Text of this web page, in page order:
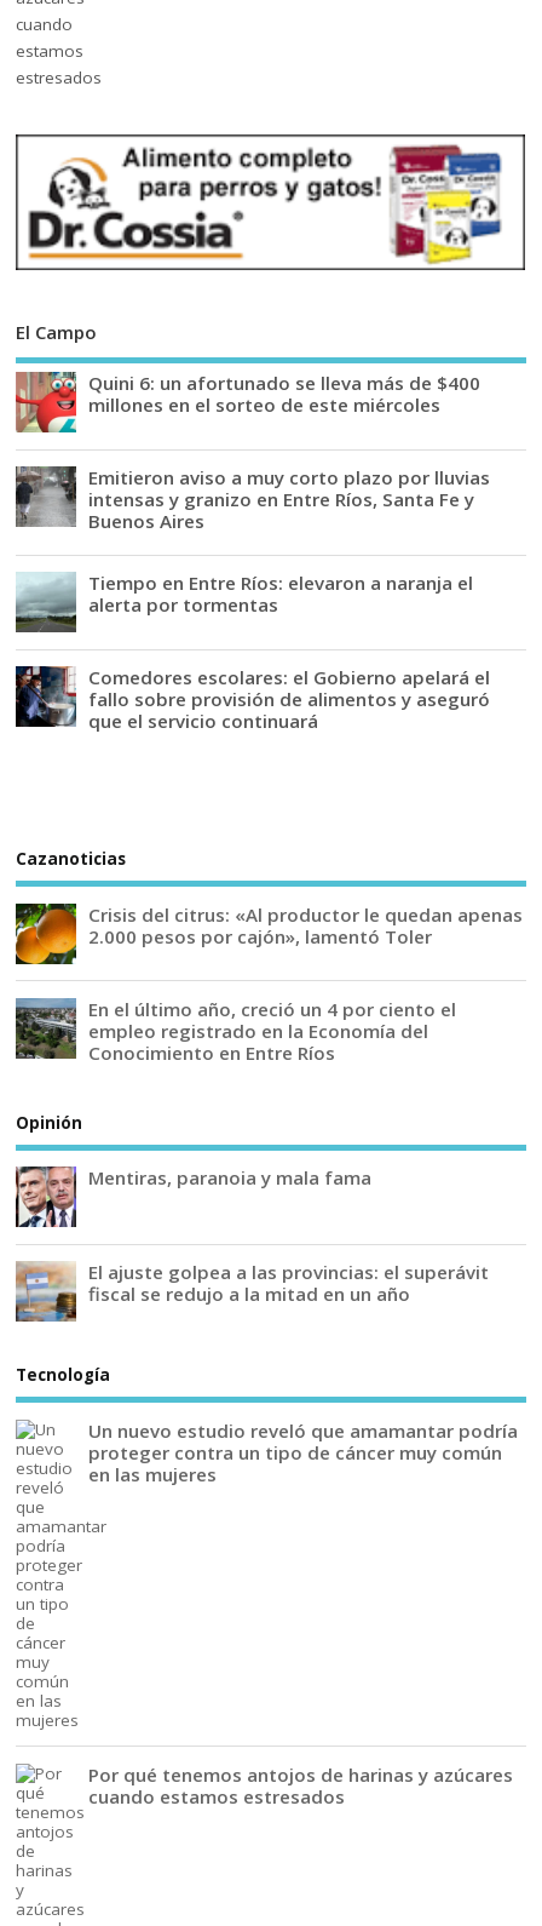
El Campo
Quini 6: un afortunado se lleva más de $400
millones en el sorteo de este miércoles
Emitieron aviso a muy corto plazo por lluvias
intensas y granizo en Entre Ríos, Santa Fe y
Buenos Aires
Tiempo en Entre Ríos: elevaron a naranja el
alerta por tormentas
Comedores escolares: el Gobierno apelará el
fallo sobre provisión de alimentos y aseguró
que el servicio continuará
Cazanoticias
Crisis del citrus: «Al productor le quedan apenas
2.000 pesos por cajón», lamentó Toler
En el último año, creció un 4 por ciento el
empleo registrado en la Economía del
Conocimiento en Entre Ríos
Opinión
Mentiras, paranoia y mala fama
El ajuste golpea a las provincias: el superávit
fiscal se redujo a la mitad en un año
Tecnología
Un nuevo estudio reveló que amamantar podría
proteger contra un tipo de cáncer muy común
en las mujeres
Por qué tenemos antojos de harinas y azúcares
cuando estamos estresados